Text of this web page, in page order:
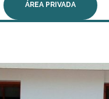
ÁREA PRIVADA